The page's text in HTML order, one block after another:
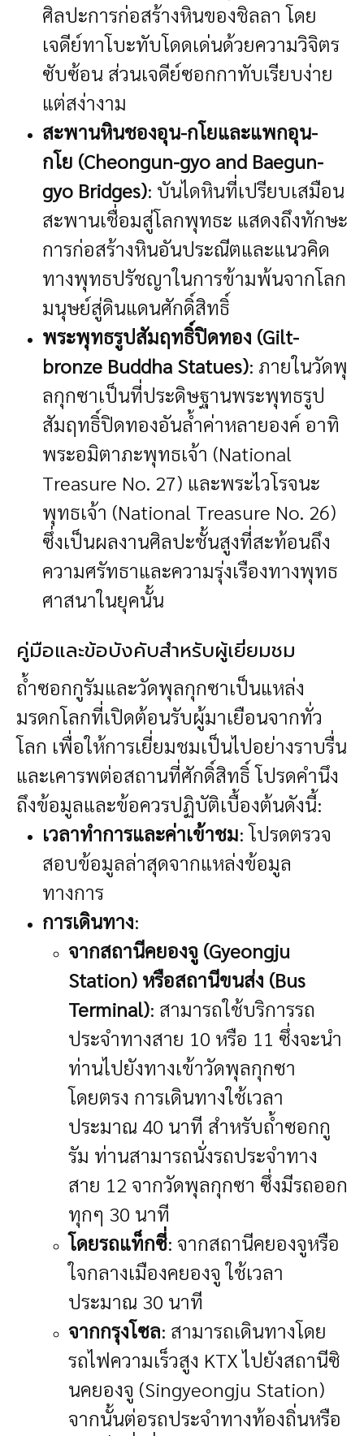
ศิลปะการก่อสร้างหินของชิลลา โดย
เจดีย์ทาโบะทับโดดเด่นด้วยความวิจิตร
ซับซ้อน ส่วนเจดีย์ซอกกาทับเรียบง่าย
แต่สง่างาม
สะพานหินชองอุน-กโยและแพกอุน-
กโย (Cheongun-gyo and Baegun-
gyo Bridges): บันไดหินที่เปรียบเสมือน
สะพานเชื่อมสู่โลกพุทธะ แสดงถึงทักษะ
การก่อสร้างหินอันประณีตและแนวคิด
ทางพุทธปรัชญาในการข้ามพ้นจากโลก
มนุษย์สู่ดินแดนศักดิ์สิทธิ์
พระพุทธรูปสัมฤทธิ์ปิดทอง (Gilt-
bronze Buddha Statues): ภายในวัดพุ
ลกุกซาเป็นที่ประดิษฐานพระพุทธรูป
สัมฤทธิ์ปิดทองอันล้ำค่าหลายองค์ อาทิ
พระอมิตาภะพุทธเจ้า (National
Treasure No. 27) และพระไวโรจนะ
พุทธเจ้า (National Treasure No. 26)
ซึ่งเป็นผลงานศิลปะชั้นสูงที่สะท้อนถึง
ความศรัทธาและความรุ่งเรืองทางพุทธ
ศาสนาในยุคนั้น
คู่มือและข้อบังคับสำหรับผู้เยี่ยมชม
ถ้ำซอกกูรัมและวัดพุลกุกซาเป็นแหล่ง
มรดกโลกที่เปิดต้อนรับผู้มาเยือนจากทั่ว
โลก เพื่อให้การเยี่ยมชมเป็นไปอย่างราบรื่น
และเคารพต่อสถานที่ศักดิ์สิทธิ์ โปรดคำนึง
ถึงข้อมูลและข้อควรปฏิบัติเบื้องต้นดังนี้:
เวลาทำการและค่าเข้าชม: โปรดตรวจ
สอบข้อมูลล่าสุดจากแหล่งข้อมูล
ทางการ
การเดินทาง:
จากสถานีคยองจู (Gyeongju
Station) หรือสถานีขนส่ง (Bus
Terminal): สามารถใช้บริการรถ
ประจำทางสาย 10 หรือ 11 ซึ่งจะนำ
ท่านไปยังทางเข้าวัดพุลกุกซา
โดยตรง การเดินทางใช้เวลา
ประมาณ 40 นาที สำหรับถ้ำซอกกู
รัม ท่านสามารถนั่งรถประจำทาง
สาย 12 จากวัดพุลกุกซา ซึ่งมีรถออก
ทุกๆ 30 นาที
โดยรถแท็กซี่: จากสถานีคยองจูหรือ
ใจกลางเมืองคยองจู ใช้เวลา
ประมาณ 30 นาที
จากกรุงโซล: สามารถเดินทางโดย
รถไฟความเร็วสูง KTX ไปยังสถานีซิ
นคยองจู (Singyeongju Station)
จากนั้นต่อรถประจำทางท้องถิ่นหรือ